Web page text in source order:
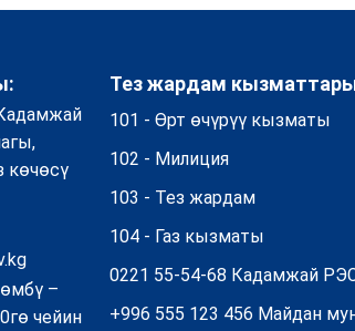
көчөсү
–
чейин
Тез жардам
101 - Өрт өчүрүү кызматы
102 - Милиция
103 - Тез жардам
104 - Газ кызматы
0221 55-54-68 Кадамжай
+996 555 123 456 Майдан